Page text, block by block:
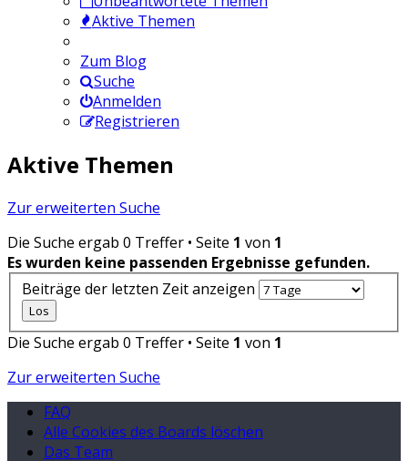
Aktive Themen
Zum Blog
Suche
Anmelden
Registrieren
Aktive Themen
Zur erweiterten Suche
Die Suche ergab 0 Treffer • Seite 1 von 1
Es wurden keine passenden Ergebnisse gefunden.
Beiträge der letzten Zeit anzeigen
Die Suche ergab 0 Treffer • Seite 1 von 1
Zur erweiterten Suche
FAQ
Alle Cookies des Boards löschen
Das Team